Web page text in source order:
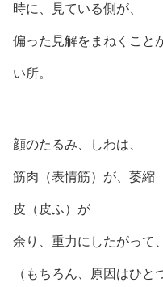
時に、見ている側が、
偏った見解をまねくこと
い所。
顔のたるみ、しわは、
筋肉（表情筋）が、萎縮
皮（皮ふ）が
余り、重力にしたがって
（もちろん、原因はひ